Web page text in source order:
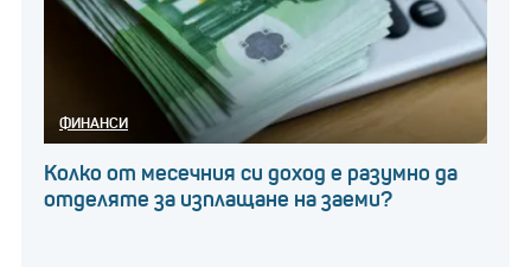
ФИНАНСИ
Колко от месечния си доход е разумно да
отделяте за изплащане на заеми?